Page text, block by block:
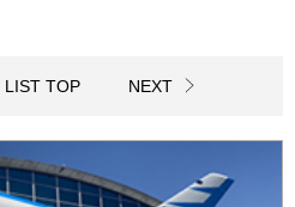
LIST TOP NEXT